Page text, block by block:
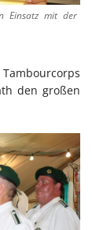
Einsatz mit der
den großen